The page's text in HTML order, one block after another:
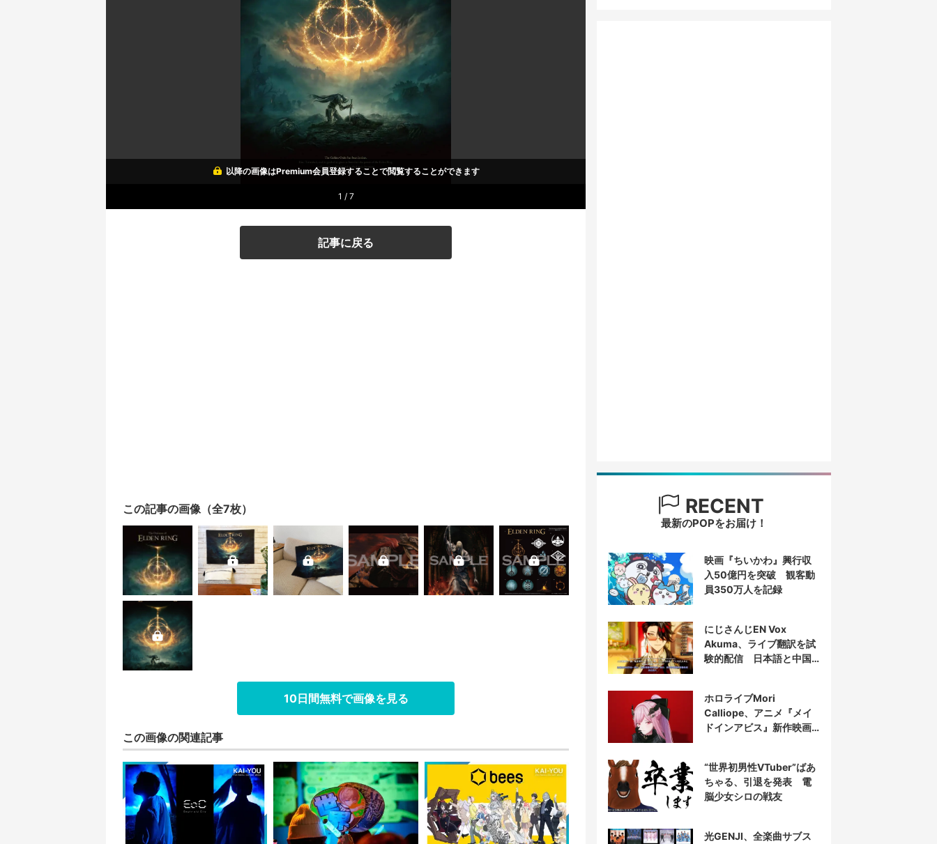
以降の画像はPremium会員登録することで閲覧することができます
1 / 7
記事に戻る
この記事の画像（全7枚）
10日間無料で画像を見る
この画像の関連記事
RECENT
最新のPOPをお届け！
映画『ちいかわ』興行収
入50億円を突破 観客動
員350万人を記録
にじさんじEN Vox
Akuma、ライブ翻訳を試
験的配信 日本語と中国
ホロライブMori
Calliope、アニメ『メイ
ドインアビス』新作映画
“世界初男性VTuber”ばあ
ちゃる、引退を発表 電
脳少女シロの戦友
光GENJI、全楽曲サブス